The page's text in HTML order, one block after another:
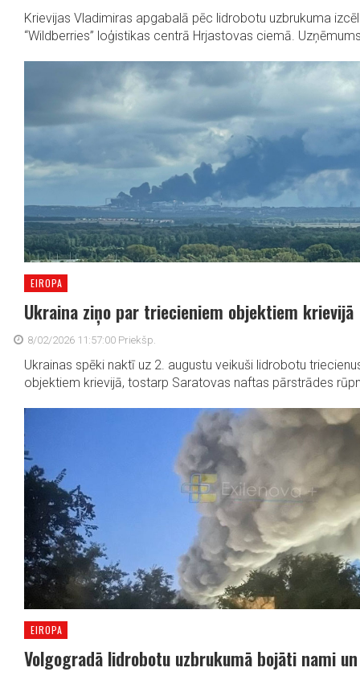
Krievijas Vladimiras apgabalā pēc lidrobotu uzbrukuma
“Wildberries” loģistikas centrā Hrjastovas ciemā.
EIROPA
Ukraina ziņo par triecieniem objektiem krievijā
8/02/2026 11:57:00 Priekšp.
Ukrainas spēki naktī uz 2. augustu veikuši lidrobotu
objektiem krievijā, tostarp Saratovas naftas pārstrādes
EIROPA
Volgogradā lidrobotu uzbrukumā bojāti nami